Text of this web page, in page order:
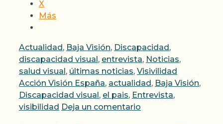
X
Más
Categorías
Actualidad, Baja Visión, Discapacidad,
discapacidad visual, entrevista, Noticias,
salud visual, últimas noticias, Visivilidad
Acción Visión España, actualidad, Baja Visión,
Discapacidad visual, el pais, Entrevista,
visibilidad Deja un comentario